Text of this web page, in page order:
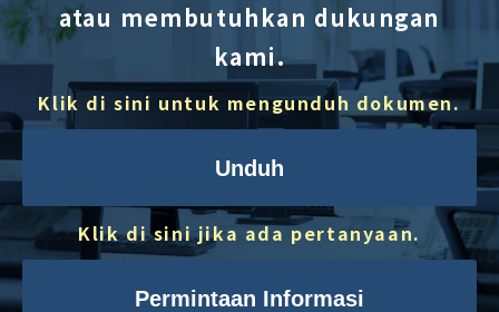
atau membutuhkan dukungan
kami.
Klik di sini untuk mengunduh dokumen.
Unduh
Klik di sini jika ada pertanyaan.
Permintaan Informasi